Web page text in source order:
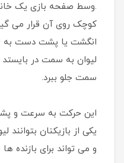
.وسط صفحه بازی یک
کوچک روی آن قرار می گیرد
انگشت یا پشت دست به
لیوان به سمت در
سمت جلو ببرد.
این حرکت به سرعت و
یکی از بازیکنان بتوانند
و می تواند برای بازنده